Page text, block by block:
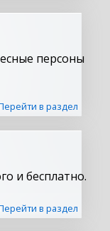
персоны
в раздел
и бесплатно.
в раздел